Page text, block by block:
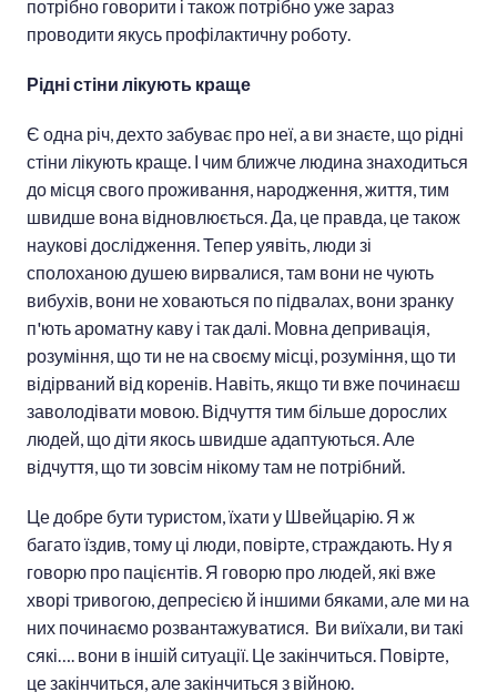
потрібно говорити і також потрібно уже зараз
проводити якусь профілактичну роботу.
Рідні стіни лікують краще
Є одна річ, дехто забуває про неї, а ви знаєте, що рідні
стіни лікують краще. І чим ближче людина знаходиться
до місця свого проживання, народження, життя, тим
швидше вона відновлюється. Да, це правда, це також
наукові дослідження. Тепер уявіть, люди зі
сполоханою душею вирвалися, там вони не чують
вибухів, вони не ховаються по підвалах, вони зранку
п'ють ароматну каву і так далі. Мовна депривація,
розуміння, що ти не на своєму місці, розуміння, що ти
відірваний від коренів. Навіть, якщо ти вже починаєш
заволодівати мовою. Відчуття тим більше дорослих
людей, що діти якось швидше адаптуються. Але
відчуття, що ти зовсім нікому там не потрібний.
Це добре бути туристом, їхати у Швейцарію. Я ж
багато їздив, тому ці люди, повірте, страждають. Ну я
говорю про пацієнтів. Я говорю про людей, які вже
хворі тривогою, депресією й іншими бяками, але ми на
них починаємо розвантажуватися. Ви виїхали, ви такі
сякі…. вони в іншій ситуації. Це закінчиться. Повірте,
це закінчиться, але закінчиться з війною.